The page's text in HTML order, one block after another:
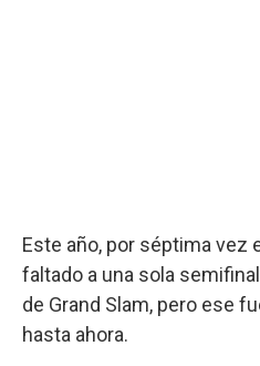
Este año, por séptima vez
faltado a una sola
de Grand Slam, pero ese
hasta ahora.